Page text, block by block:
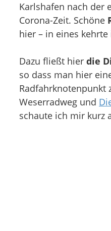
Karlshafen nach der
Corona-Zeit. Schöne
hier – in eines
Dazu fließt hier die
so dass man hier
Radfahrknotenpunkt
Weserradweg und
schaute ich mir kurz